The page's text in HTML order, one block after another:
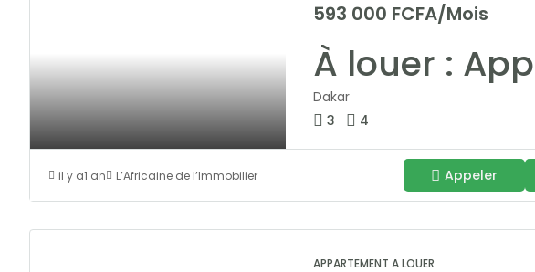
593 000 FCFA/Mois
Dakar
3
4
il y a1 an L’Africaine de l’Immobilier Appeler
APPARTEMENT A LOUER